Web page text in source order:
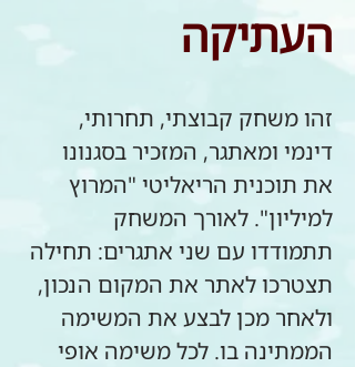
העתיקה
זהו משחק קבוצתי, תחרותי,
דינמי ומאתגר, המזכיר בסגנונו
את תוכנית הריאליטי "המרוץ
למיליון". לאורך המשחק
תתמודדו עם שני אתגרים: תחילה
תצטרכו לאתר את המקום הנכון,
ולאחר מכן לבצע את המשימה
הממתינה בו. לכל משימה אופי